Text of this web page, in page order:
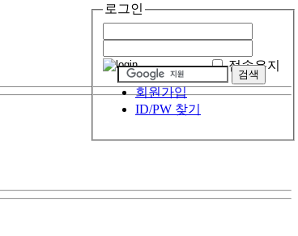
로그인
접속유지
회원가입
ID/PW 찾기